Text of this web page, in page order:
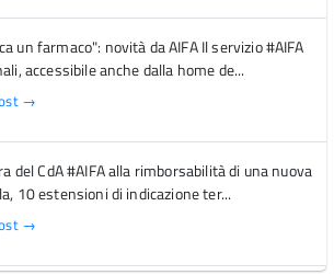
un farmaco": novità da AIFA Il servizio #AIFA
accessibile anche dalla home de...
→
del CdA #AIFA alla rimborsabilità di una nuova
10 estensioni di indicazione ter...
→